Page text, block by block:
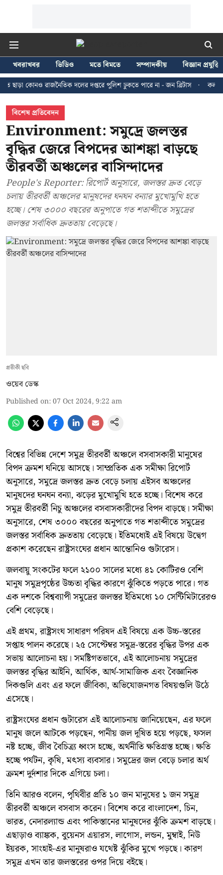
খবরাখবর ভিডিও মতে বিমতে সম্পাদকীয়
বিজ্ঞান প্রযুক্তি
রাজনৈতিক দলের দপ্তরে পুলিশ ঢুকতে পারে না - জন ব্রিটাস
কলকাতায় ২৪
বিশেষ প্রতিবেদন
Environment: সমুদ্রে জলস্তর
বৃদ্ধির জেরে বিপদের আশঙ্কা বাড়ছে
তীরবর্তী অঞ্চলের বাসিন্দাদের
People's Reporter: রিপোর্ট অনুসারে, জলস্তর দ্রুত বেড়ে
চলায় তীরবর্তী অঞ্চলের মানুষদের ঘনঘন বন্যার মুখোমুখি হতে
হচ্ছে। শেষ ৩০০০ বছরের অনুপাতে গত শতাব্দীতে সমুদ্রের
জলস্তর সর্বাধিক দ্রুততায় বেড়েছে।
প্রতীকী ছবি
ওয়েব ডেস্ক
Published on:07 Oct 2024, 9:22 am
বিশ্বের বিভিন্ন দেশে সমুদ্র তীরবর্তী অঞ্চলে বসবাসকারী মানুষের
বিপদ ক্রমশ ঘনিয়ে আসছে। সাম্প্রতিক এক সমীক্ষা রিপোর্ট
অনুসারে, সমুদ্রে জলস্তর দ্রুত বেড়ে চলায় এইসব অঞ্চলের
মানুষদের ঘনঘন বন্যা, ঝড়ের মুখোমুখি হতে হচ্ছে। বিশেষ করে
সমুদ্র তীরবর্তী নিচু অঞ্চলের বসবাসকারীদের বিপদ বাড়ছে। সমীক্ষা
অনুসারে, শেষ ৩০০০ বছরের অনুপাতে গত শতাব্দীতে সমুদ্রের
জলস্তর সর্বাধিক দ্রুততায় বেড়েছে। ইতিমধ্যেই এই বিষয়ে উদ্বেগ
প্রকাশ করেছেন রাষ্ট্রসংঘের প্রধান আন্তোনিও গুটারেস।
জলবায়ু সংকটের ফলে ২১০০ সালের মধ্যে ৪১ কোটিরও বেশি
মানুষ সমুদ্রপৃষ্ঠের উচ্চতা বৃদ্ধির কারণে ঝুঁকিতে পড়তে পারে। গত
এক দশকে বিশ্বব্যাপী সমুদ্রের জলস্তর ইতিমধ্যে ১০ সেন্টিমিটারেরও
বেশি বেড়েছে।
এই প্রথম, রাষ্ট্রসংঘ সাধারণ পরিষদ এই বিষয়ে এক উচ্চ-স্তরের
সপ্তাহ পালন করেছে। ২৫ সেপ্টেম্বর সমুদ্র-স্তরের বৃদ্ধির উপর এক
সভায় আলোচনা হয়। সমষ্টিগতভাবে, এই আলোচনায় সমুদ্রের
জলস্তর বৃদ্ধির আইনি, আর্থিক, আর্থ-সামাজিক এবং বৈজ্ঞানিক
দিকগুলি এবং এর ফলে জীবিকা, অভিযোজনগত বিষয়গুলি উঠে
এসেছে।
রাষ্ট্রসংঘের প্রধান গুটারেস এই আলোচনায় জানিয়েছেন, এর ফলে
মানুষ জলে আটকে পড়ছেন, পানীয় জল দূষিত হয়ে পড়ছে, ফসল
নষ্ট হচ্ছে, জীব বৈচিত্র্য ধ্বংস হচ্ছে, অর্থনীতি ক্ষতিগ্রস্ত হচ্ছে। ক্ষতি
হচ্ছে পর্যটন, কৃষি, মৎস্য ব্যবসার। সমুদ্রের জল বেড়ে চলার অর্থ
ক্রমশ দুর্দশার দিকে এগিয়ে চলা।
তিনি আরও বলেন, পৃথিবীর প্রতি ১০ জন মানুষের ১ জন সমুদ্র
তীরবর্তী অঞ্চলে বসবাস করেন। বিশেষ করে বাংলাদেশ, চিন,
ভারত, নেদারল্যান্ড এবং পাকিস্তানের মানুষদের ঝুঁকি ক্রমশ বাড়ছে।
এছাড়াও ব্যাঙ্কক, বুয়েনস এয়ারস, লাগোস, লন্ডন, মুম্বাই, নিউ
ইয়রক, সাংহাই-এর মানুষরাও যথেষ্ট ঝুঁকির মুখে পড়ছে। কারণ
সমুদ্র এখন তার জলস্তরের ওপর দিয়ে বইছে।